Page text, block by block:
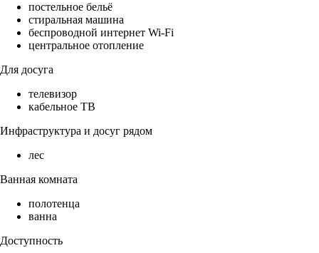
постельное бельё
стиральная машина
беспроводной интернет Wi-Fi
центральное отопление
Для досуга
телевизор
кабельное ТВ
Инфраструктура и досуг рядом
лес
Ванная комната
полотенца
ванна
Доступность